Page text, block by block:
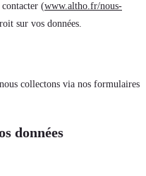
contacter (www.altho.fr/nous-
sur vos données.
collectons via nos formulaires
données